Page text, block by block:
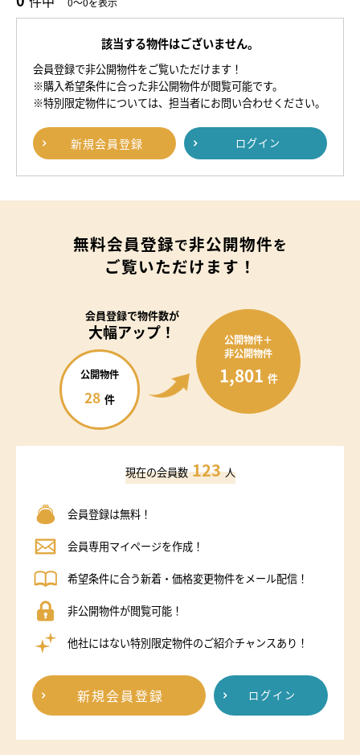
該当する物件はございません。
会員登録で非公開物件をご覧いただけます！
※購入希望条件に合った非公開物件が閲覧可能です。
※特別限定物件については、担当者にお問い合わせください。
新規会員登録 ログイン
無料会員登録で非公開物件を
ご覧いただけます！
会員登録で物件数が
大幅アップ！
公開物件
28 件
公開物件＋
非公開物件
1,801 件
現在の会員数 123 人
会員登録は無料！
会員専用マイページを作成！
希望条件に合う新着・価格変更物件をメール配信！
非公開物件が閲覧可能！
他社にはない特別限定物件のご紹介チャンスあり！
新規会員登録 ログイン